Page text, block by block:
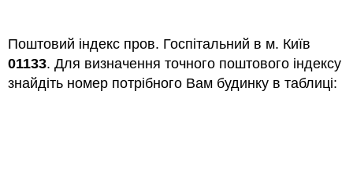
Поштовий індекс пров. Госпітальний в м. Київ
01133. Для визначення точного поштового індексу
знайдіть номер потрібного Вам будинку в таблиці: